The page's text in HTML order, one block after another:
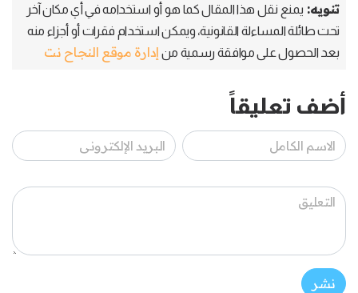
تنويه: يمنع نقل هذا المقال كما هو أو استخدامه في أي مكان آخر
تحت طائلة المساءلة القانونية، ويمكن استخدام فقرات أو أجزاء منه
بعد الحصول على موافقة رسمية من إدارة موقع النجاح نت
أضف تعليقاً
نشر